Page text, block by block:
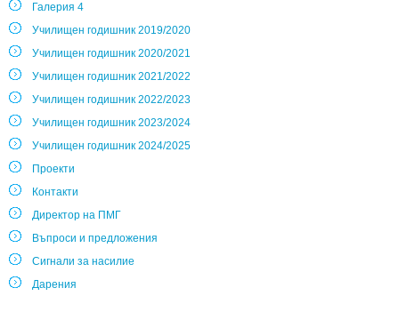
Галерия 4
Училищен годишник 2019/2020
Училищен годишник 2020/2021
Училищен годишник 2021/2022
Училищен годишник 2022/2023
Училищен годишник 2023/2024
Училищен годишник 2024/2025
Проекти
Контакти
Директор на ПМГ
Въпроси и предложения
Сигнали за насилие
Дарения